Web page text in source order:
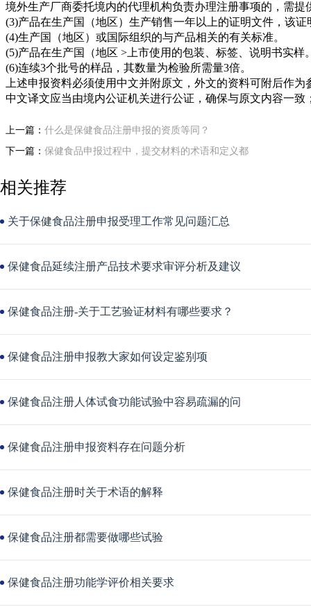
境外生产厂商委托境内的代理机构负责办理注册事项的，需
(3)产品在生产国（地区）生产销售一年以上的证明文件，该
(4)生产国（地区）或国际组织的与产品相关的有关标准。
(5)产品在生产国（地区 >上市使用的包装、标签、说明书实样
(6)连续3个批号的样品，其数量为检验所需量3倍。
上述申报资料必须使用中文并附原文，外文的资料可附后作为
中文译文应当由境内公证机关进行公证，确保与原文内容一
上一篇： 什么是保健食品注册申报的资质等同？
下一篇： 保健食品申报过程中，提交材料的术语和定义都
相关推荐
关于保健食品注册申报受理工作常见问题汇总
保健食品延续注册产品技术要求审评分析及建议
保健食品注册-关于工艺验证材料有哪些要求？
保健食品注册申报教大家如何设定鉴别项
保健食品注册人体试食功能试验中容易疏漏的问
保健食品注册申报资料存在问题分析
保健食品注册时关于术语的解释
保健食品注册都需要做哪些试验
保健食品注册功能学评价相关要求